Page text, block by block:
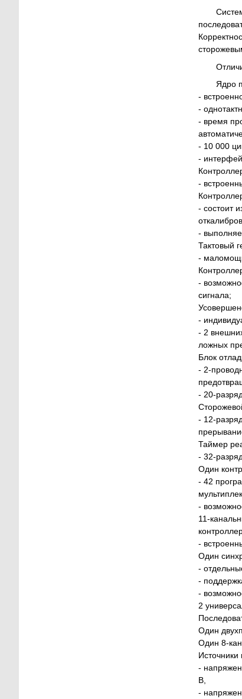
Ядро
-
-
- время
- 10 000
-
-
- состоит
-
Тактовый
-
-
сигнала;
-
- 2
ложных
Блок
- 2-
- 20-
- 12-
Таймер
- 32-
Один
- 42
-
11-
-
Один
-
-
-
2
Один
Один 8-
Источники
-
В,
-